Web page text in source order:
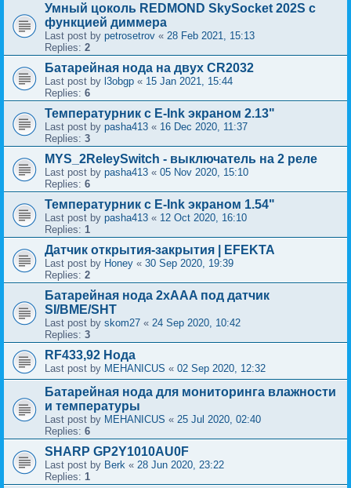
Умный цоколь REDMOND SkySocket 202S с
функцией диммера
Last post by petrosetrov « 28 Feb 2021, 15:13
Replies: 2
Батарейная нода на двух CR2032
Last post by l3obgp « 15 Jan 2021, 15:44
Replies: 6
Температурник с E-Ink экраном 2.13"
Last post by pasha413 « 16 Dec 2020, 11:37
Replies: 3
MYS_2ReleySwitch - выключатель на 2 реле
Last post by pasha413 « 05 Nov 2020, 15:10
Replies: 6
Температурник с E-Ink экраном 1.54"
Last post by pasha413 « 12 Oct 2020, 16:10
Replies: 1
Датчик открытия-закрытия | EFEKTA
Last post by Honey « 30 Sep 2020, 19:39
Replies: 2
Батарейная нода 2xAAA под датчик
SI/BME/SHT
Last post by skom27 « 24 Sep 2020, 10:42
Replies: 3
RF433,92 Нода
Last post by MEHANICUS « 02 Sep 2020, 12:32
Батарейная нода для мониторинга влажности
и температуры
Last post by MEHANICUS « 25 Jul 2020, 02:40
Replies: 6
SHARP GP2Y1010AU0F
Last post by Berk « 28 Jun 2020, 23:22
Replies: 1